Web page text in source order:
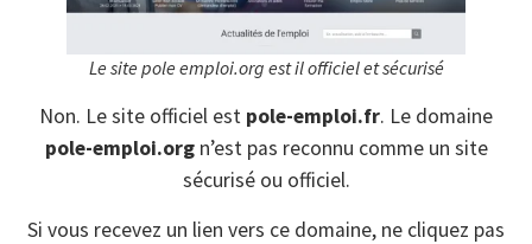
Le site pole emploi.org est il officiel et sécurisé
Non. Le site officiel est pole-emploi.fr. Le domaine
pole-emploi.orgn’est pas reconnu comme un site
sécurisé ou officiel.
Si vous recevez un lien vers ce domaine, ne cliquez pas